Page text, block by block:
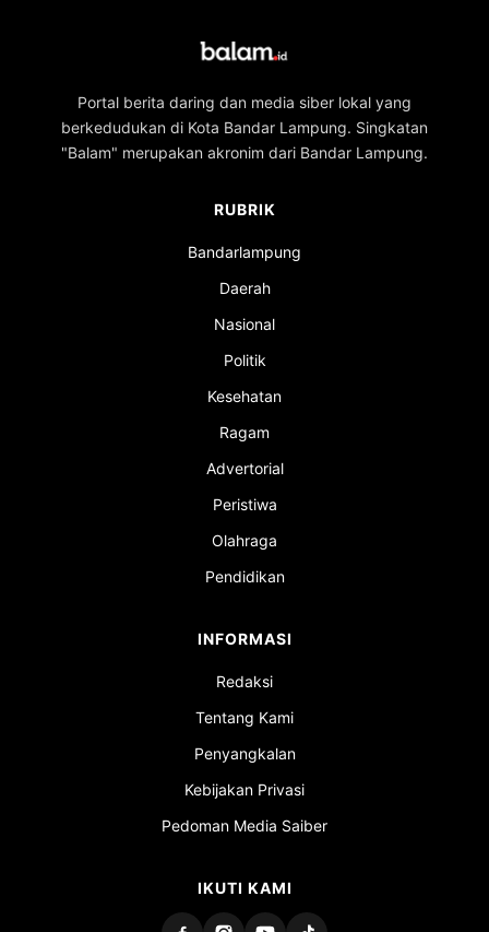
Portal berita daring dan media siber lokal yang
berkedudukan di Kota Bandar Lampung. Singkatan
"Balam" merupakan akronim dari Bandar Lampung.
RUBRIK
Bandarlampung
Daerah
Nasional
Politik
Kesehatan
Ragam
Advertorial
Peristiwa
Olahraga
Pendidikan
INFORMASI
Redaksi
Tentang Kami
Penyangkalan
Kebijakan Privasi
Pedoman Media Saiber
IKUTI KAMI